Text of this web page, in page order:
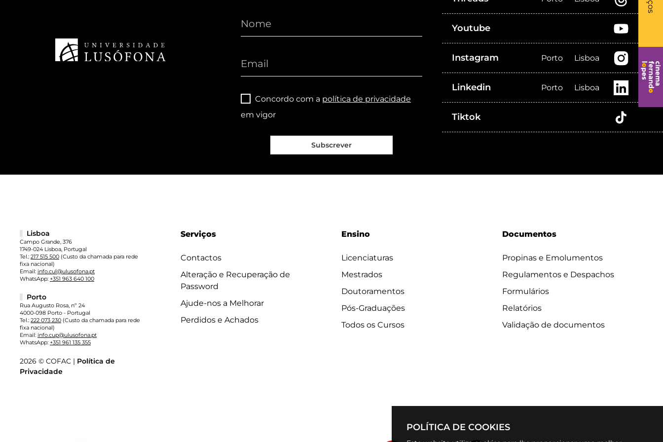
POLÍTICA DE COOKIES
Concordo com a política de privacidade
em vigor
Subscrever
Youtube
Instagram Porto Lisboa
Linkedin Porto Lisboa
Tiktok
Serviços
Contactos
Alteração e Recuperação de
Password
Ajude-nos a Melhorar
Perdidos e Achados
Ensino
Licenciaturas
Mestrados
Doutoramentos
Pós-Graduações
Todos os Cursos
Documentos
Propinas e Emolumentos
Regulamentos e Despachos
Formulários
Relatórios
Validação de documentos
Lisboa
Campo Grande, 376
1749-024 Lisboa, Portugal
Tel.: 217 515 500 (Custo da chamada para rede
fixa nacional)
Email: info.cul@ulusofona.pt
WhatsApp: +351 963 640 100
Porto
Rua Augusto Rosa, nº 24
4000-098 Porto - Portugal
Tel.: 222 073 230 (Custo da chamada para rede
fixa nacional)
Email: info.cup@ulusofona.pt
WhatsApp: +351 961 135 355
2026 © COFAC | Política de
Privacidade